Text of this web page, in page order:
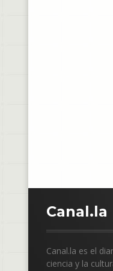
Canal.la
Canal.la es el
ciencia y la